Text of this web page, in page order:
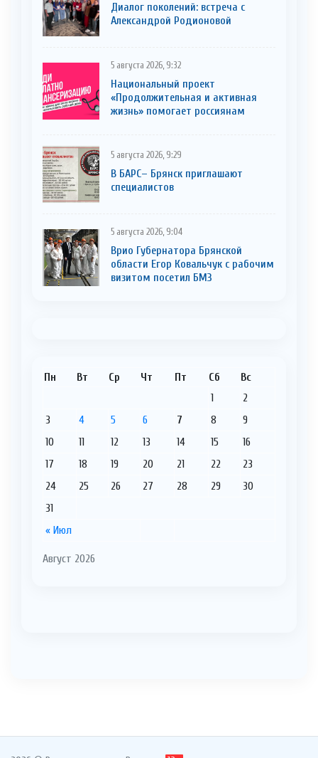
Диалог поколений: встреча с
Александрой Родионовой
5 августа 2026, 9:32
Национальный проект
«Продолжительная и активная
жизнь» помогает россиянам
5 августа 2026, 9:29
В БАРС– Брянcк приглaшают
cпециaлистoв
5 августа 2026, 9:04
Врио Губернатора Брянской
области Егор Ковальчук с рабочим
визитом посетил БМЗ
Август 2026
Пн Вт Ср Чт Пт Сб Вс
« Июл
1
2
3
4 5 6 7 8
9
10
11 12 13 14 15
16
17
18 19 20 21 22
23
24
25 26 27 28 29
30
31